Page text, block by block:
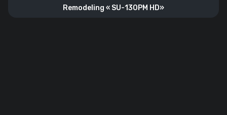
Remodeling « SU-130PM HD»